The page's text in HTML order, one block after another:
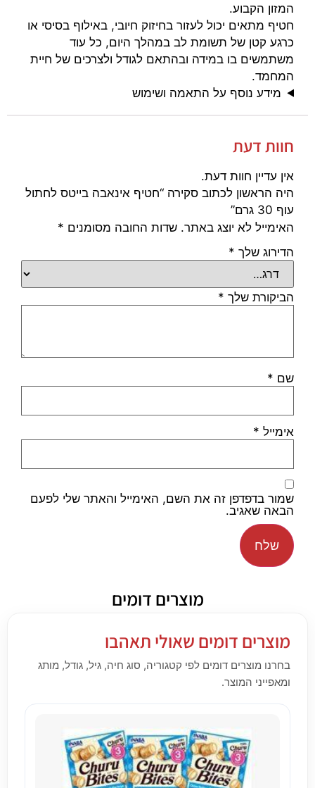
המזון הקבוע.
חטיף מתאים יכול לעזור בחיזוק חיובי, באילוף בסיסי או
כרגע קטן של תשומת לב במהלך היום, כל עוד
משתמשים בו במידה ובהתאם לגודל ולצרכים של חיית
המחמד.
מידע נוסף על התאמה ושימוש
חוות דעת
אין עדיין חוות דעת.
היה הראשון לכתוב סקירה “חטיף אינאבה בייטס לחתול
עוף 30 גרם”
האימייל לא יוצג באתר. שדות החובה מסומנים *
הדירוג שלך *
הביקורת שלך *
שם *
אימייל *
שמור בדפדפן זה את השם, האימייל והאתר שלי לפעם
הבאה שאגיב.
מוצרים דומים
מוצרים דומים שאולי תאהבו
בחרנו מוצרים דומים לפי קטגוריה, סוג חיה, גיל, גודל, מותג
ומאפייני המוצר.